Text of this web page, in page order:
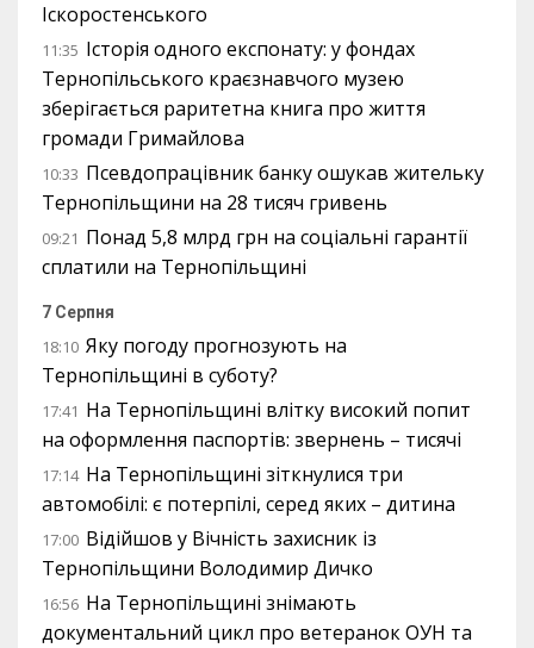
Іскоростенського
11:35 Історія одного експонату: у фондах
Тернопільського краєзнавчого музею
зберігається раритетна книга про життя
громади Гримайлова
10:33 Псевдопрацівник банку ошукав жительку
Тернопільщини на 28 тисяч гривень
09:21 Понад 5,8 млрд грн на соціальні гарантії
сплатили на Тернопільщині
7 Серпня
18:10 Яку погоду прогнозують на
Тернопільщині в суботу?
17:41 На Тернопільщині влітку високий попит
на оформлення паспортів: звернень – тисячі
17:14 На Тернопільщині зіткнулися три
автомобілі: є потерпілі, серед яких – дитина
17:00 Відійшов у Вічність захисник із
Тернопільщини Володимир Дичко
16:56 На Тернопільщині знімають
документальний цикл про ветеранок ОУН та